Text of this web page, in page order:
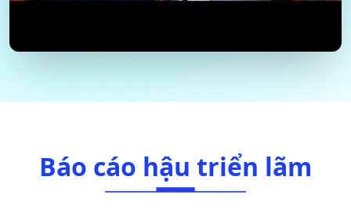
Báo cáo hậu triển lãm